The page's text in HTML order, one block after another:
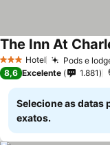
3 EstrelasHotel Pods e
The Inn At
8,6 Excelente 1.881
Selecione as datas
exatos.